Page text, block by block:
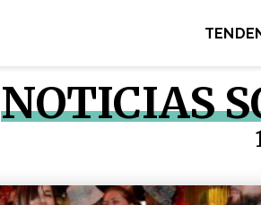
NOTICIAS